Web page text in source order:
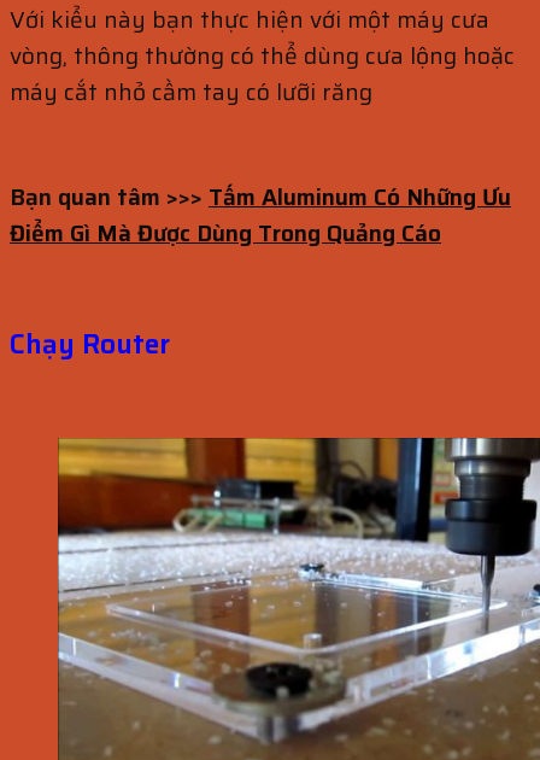
Với kiểu này bạn thực hiện với một máy cưa
vòng, thông thường có thể dùng cưa lộng hoặc
máy cắt nhỏ cầm tay có lưỡi răng
Bạn quan tâm >>> Tấm Aluminum Có Những Ưu
Điểm Gì Mà Được Dùng Trong Quảng Cáo
Chạy Router